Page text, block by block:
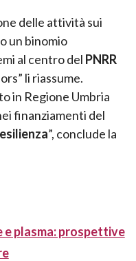
delle attività sui
un binomio
al centro del PNRR
li riassume.
in Regione Umbria
finanziamenti del
”, conclude la
plasma: prospettive